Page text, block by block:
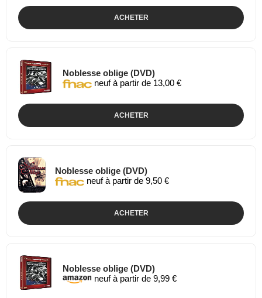
ACHETER
Noblesse oblige (DVD)
neuf à partir de 13,00 €
ACHETER
Noblesse oblige (DVD)
neuf à partir de 9,50 €
ACHETER
Noblesse oblige (DVD)
neuf à partir de 9,99 €